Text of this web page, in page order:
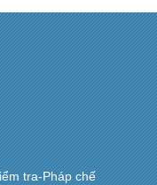
tra-Pháp chế